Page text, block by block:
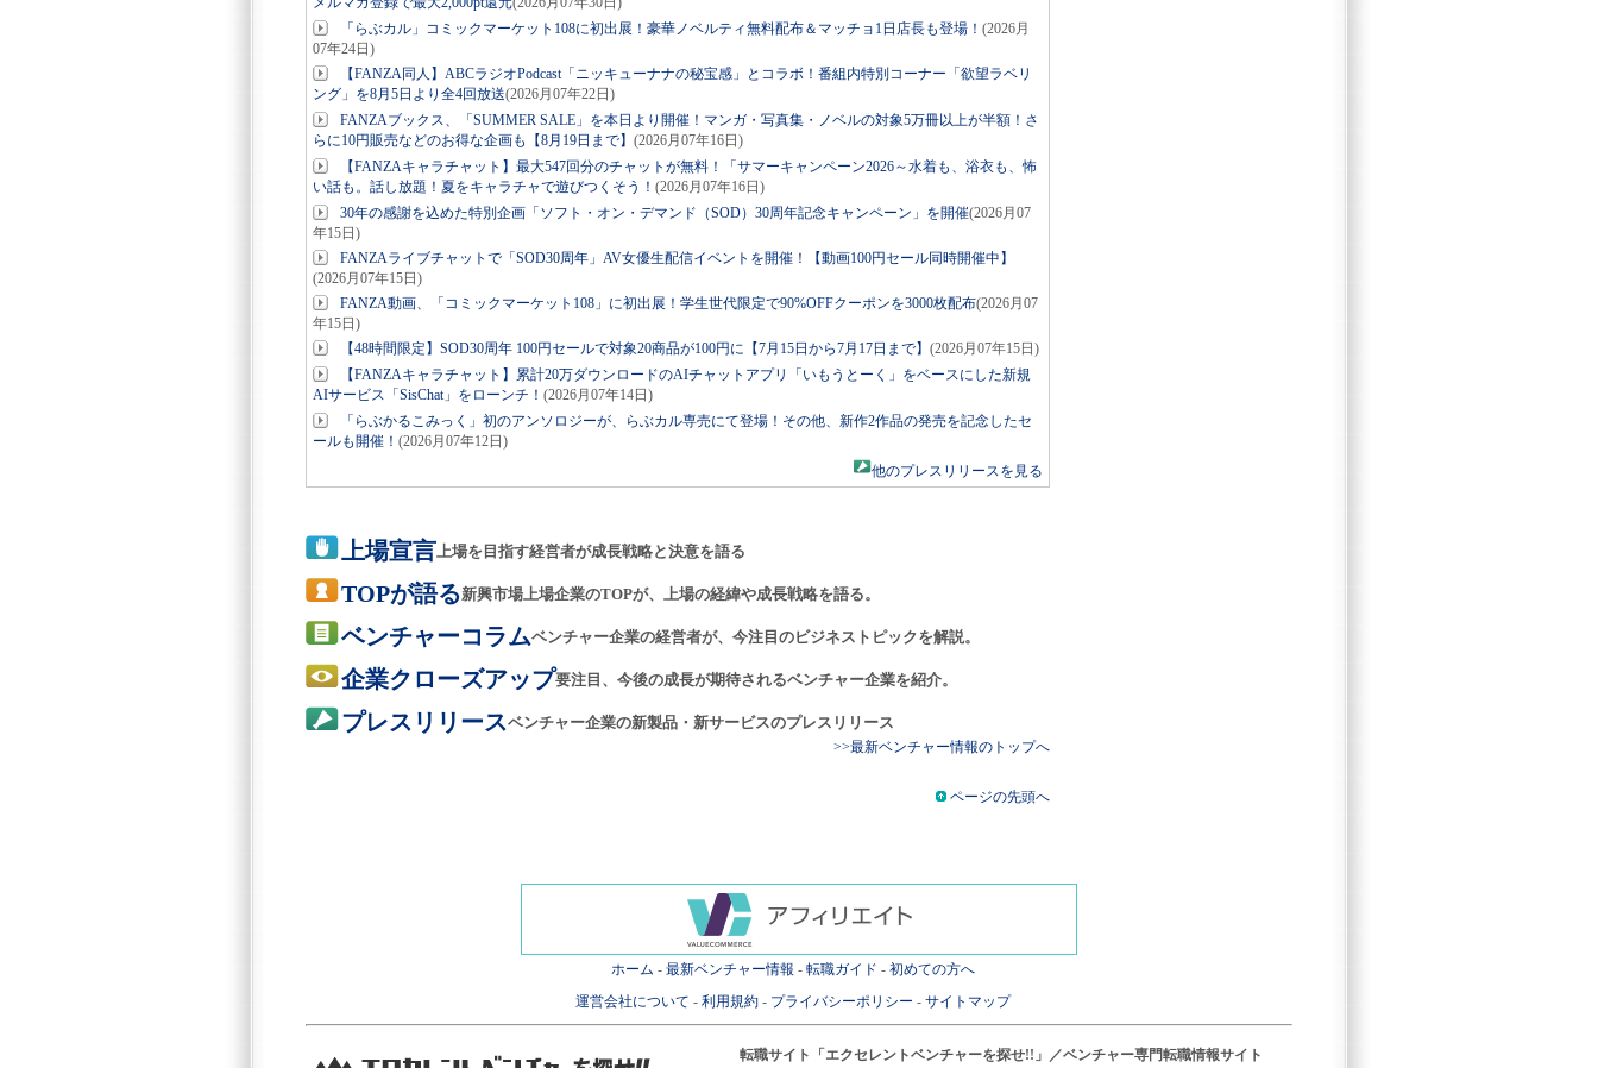
「らぶカル」コミックマーケット108に初出展！豪華ノベルティ無料配布＆マッチョ1日店長も登場！ (2026月
07年24日)
【FANZA同人】ABCラジオPodcast「ニッキューナナの秘宝感」とコラボ！番組内特別コーナー「欲望ラベリ
ング」を8月5日より全4回放送(2026月07年22日)
FANZAブックス、「SUMMER SALE」を本日より開催！マンガ・写真集・ノベルの対象5万冊以上が半額！さ
らに10円販売などのお得な企画も【8月19日まで】 (2026月07年16日)
【FANZAキャラチャット】最大547回分のチャットが無料！「サマーキャンペーン2026～水着も、浴衣も、怖
い話も。話し放題！夏をキャラチャで遊びつくそう！ (2026月07年16日)
30年の感謝を込めた特別企画「ソフト・オン・デマンド（SOD）30周年記念キャンペーン」を開催(2026月07
年15日)
FANZAライブチャットで「SOD30周年」AV女優生配信イベントを開催！【動画100円セール同時開催中】
(2026月07年15日)
FANZA動画、「コミックマーケット108」に初出展！学生世代限定で90%OFFクーポンを3000枚配布(2026月07
年15日)
【48時間限定】SOD30周年 100円セールで対象20商品が100円に【7月15日から7月17日まで】 (2026月07年15日)
【FANZAキャラチャット】累計20万ダウンロードのAIチャットアプリ「いもうとーく」をベースにした新規
AIサービス「SisChat」をローンチ！ (2026月07年14日)
「らぶかるこみっく」初のアンソロジーが、らぶカル専売にて登場！その他、新作2作品の発売を記念したセ
ールも開催！ (2026月07年12日)
他のプレスリリースを見る
上場宣言上場を目指す経営者が成長戦略と決意を語る
TOPが語る新興市場上場企業のTOPが、上場の経緯や成長戦略を語る。
ベンチャーコラムベンチャー企業の経営者が、今注目のビジネストピックを解説。
企業クローズアップ要注目、今後の成長が期待されるベンチャー企業を紹介。
プレスリリースベンチャー企業の新製品・新サービスのプレスリリース
>>最新ベンチャー情報のトップへ
ページの先頭へ
ホーム - 最新ベンチャー情報 - 転職ガイド - 初めての方へ
運営会社について - 利用規約 - プライバシーポリシー - サイトマップ
転職サイト
「エクセレントベンチャーを探せ!!」／ベンチャー専門転職情報サイト